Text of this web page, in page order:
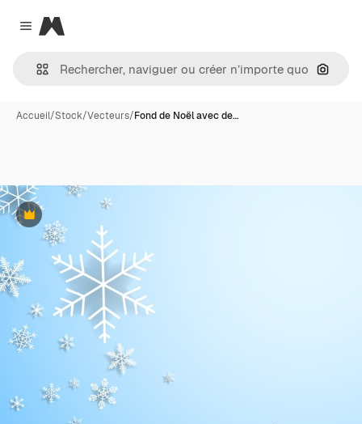
Close menu
Magnific
Accueil/Stock/Vecteurs/Fond de Noël avec de…
Premium